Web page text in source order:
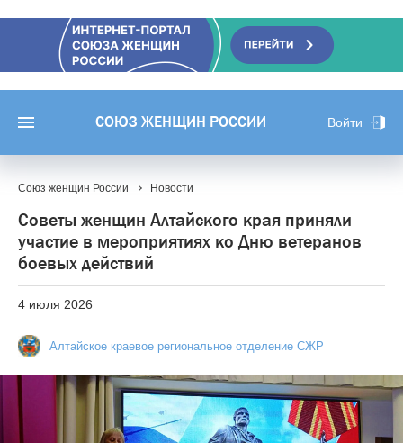
СОЮЗ ЖЕНЩИН РОССИИ Войти
Союз женщин России Новости
Советы женщин Алтайского края приняли
участие в мероприятиях ко Дню ветеранов
боевых действий
4 июля 2026
Алтайское краевое региональное отделение СЖР